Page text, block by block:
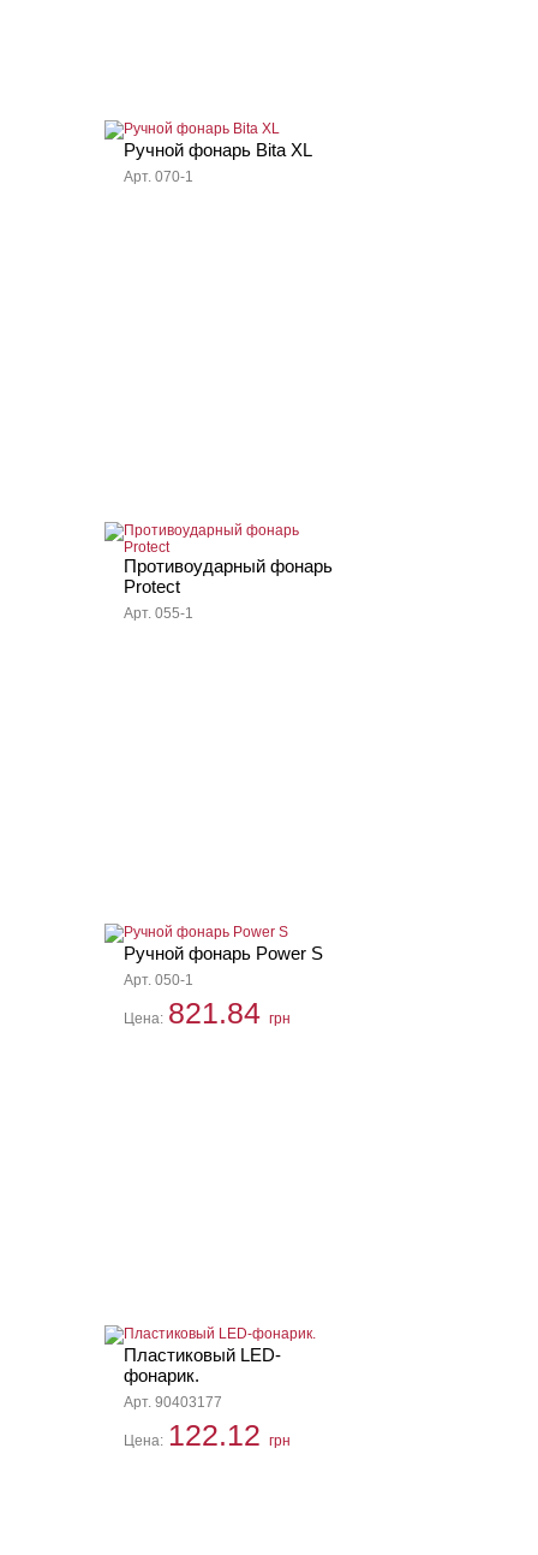
Ручной фонарь Bita XL
Арт. 070-1
Противоударный фонарь
Protect
Арт. 055-1
Ручной фонарь Power S
Арт. 050-1
Цена: 821.84 грн
Пластиковый LED-
фонарик.
Арт. 90403177
Цена: 122.12 грн